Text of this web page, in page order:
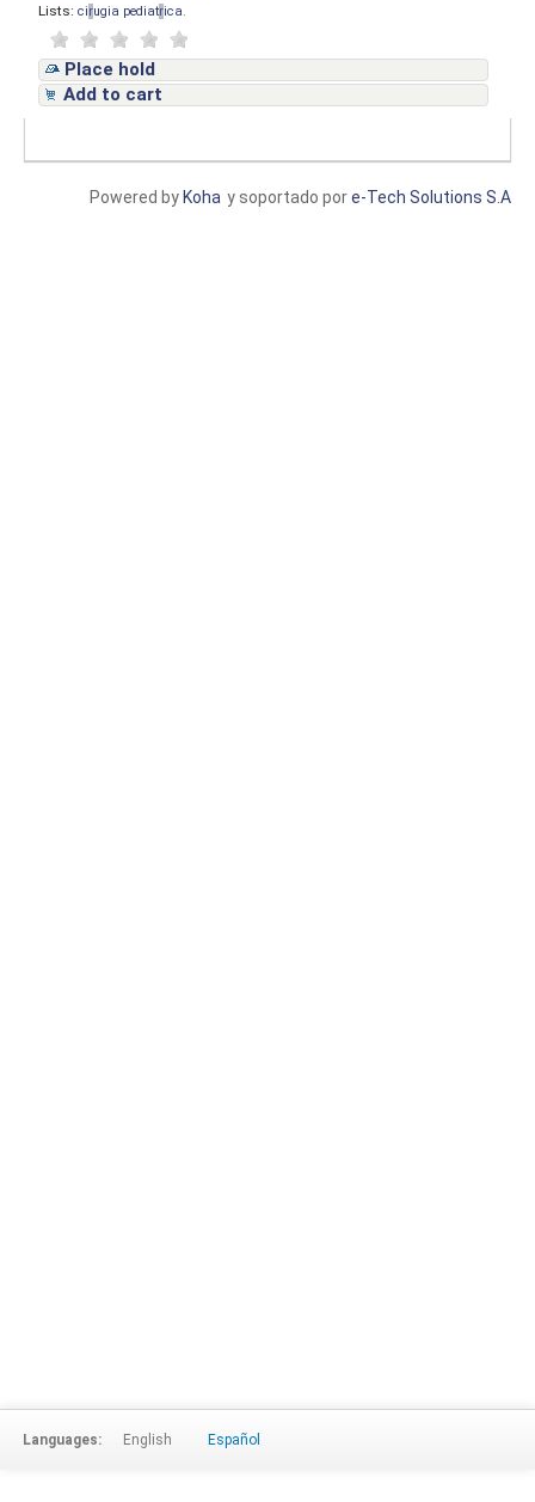
Lists: cirugia pediatrica
Place hold
Add to cart
y soportado pore-Tech Solutions S.A
Powered by Koha
Languages: English Español